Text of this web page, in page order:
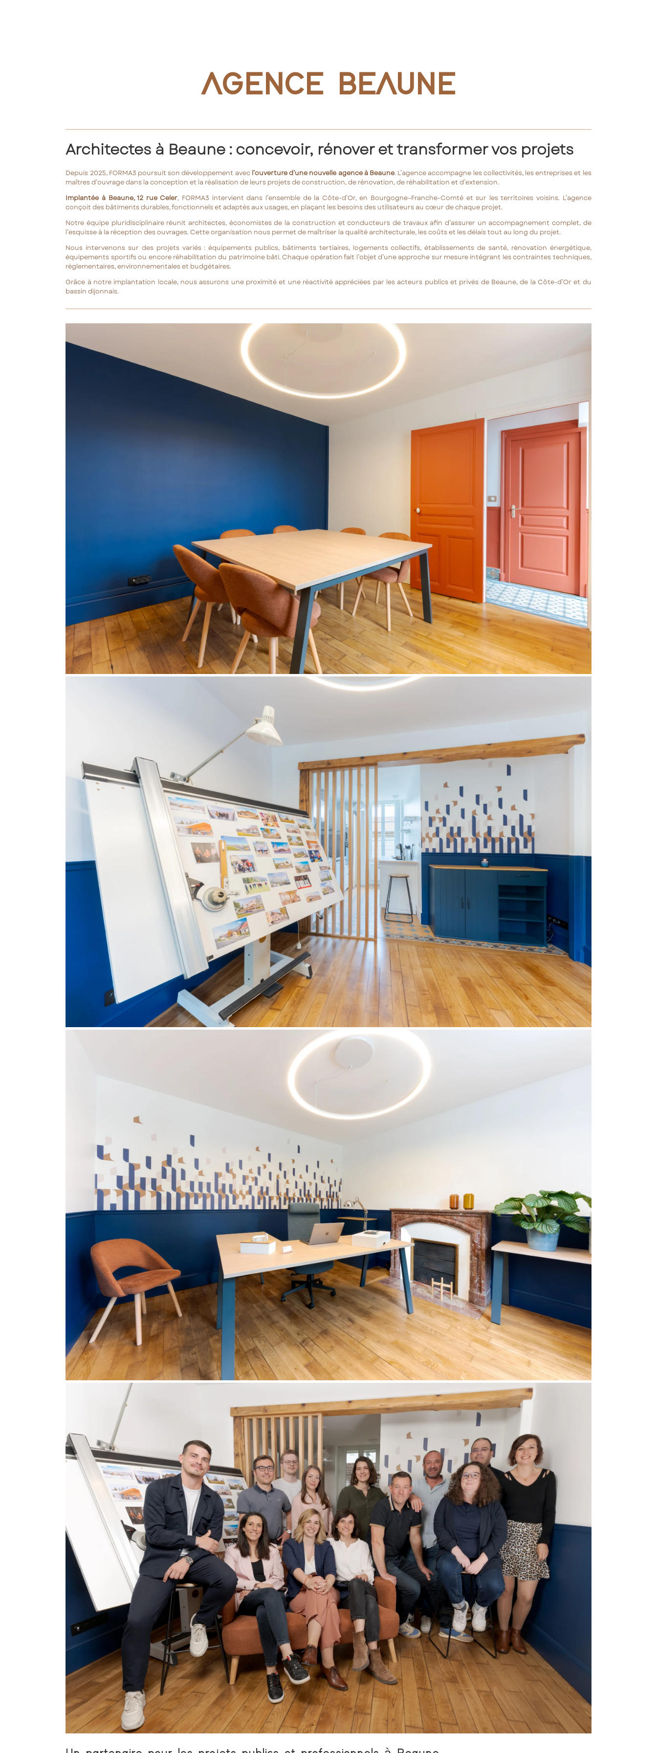
AGENCE BEAUNE
Architectes à Beaune : concevoir, rénover et transformer vos projets
Depuis 2025, FORMA3 poursuit son développement avec l’ouverture d’une nouvelle agence à Beaune. L’agence accompagne les collectivités, les entreprises et les
maîtres d’ouvrage dans la conception et la réalisation de leurs projets de construction, de rénovation, de réhabilitation et d’extension.
Implantée à Beaune, 12 rue Celer, FORMA3 intervient dans l’ensemble de la Côte-d’Or, en Bourgogne–Franche-Comté et sur les territoires voisins. L’agence
conçoit des bâtiments durables, fonctionnels et adaptés aux usages, en plaçant les besoins des utilisateurs au cœur de chaque projet.
Notre équipe pluridisciplinaire réunit architectes, économistes de la construction et conducteurs de travaux afin d’assurer un accompagnement complet, de
l’esquisse à la réception des ouvrages. Cette organisation nous permet de maîtriser la qualité architecturale, les coûts et les délais tout au long du projet.
Nous intervenons sur des projets variés : équipements publics, bâtiments tertiaires, logements collectifs, établissements de santé, rénovation énergétique,
équipements sportifs ou encore réhabilitation du patrimoine bâti. Chaque opération fait l’objet d’une approche sur mesure intégrant les contraintes techniques,
réglementaires, environnementales et budgétaires.
Grâce à notre implantation locale, nous assurons une proximité et une réactivité appréciées par les acteurs publics et privés de Beaune, de la Côte-d’Or et du
bassin dijonnais.